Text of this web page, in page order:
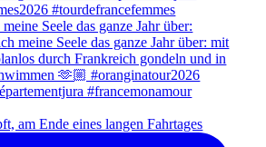
Seele das ganze Jahr über:
am Ende eines langen Fahrtages